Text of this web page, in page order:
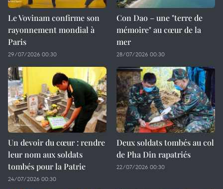
Le Vovinam confirme son
rayonnement mondial à
Paris
29/07/2026 00:30
Con Dao – une "terre de
mémoire" au cœur de la
mer
28/07/2026 00:30
Un devoir du cœur : rendre
leur nom aux soldats
tombés pour la Patrie
24/07/2026 00:30
Deux soldats tombés au col
de Pha Din rapatriés
22/07/2026 00:30